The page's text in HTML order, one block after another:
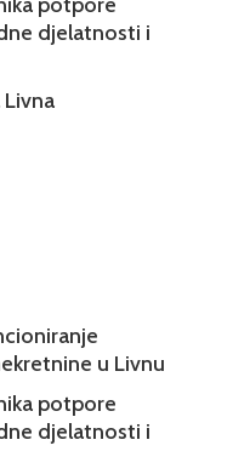
djelatnosti i
u Livnu
potpore
djelatnosti i